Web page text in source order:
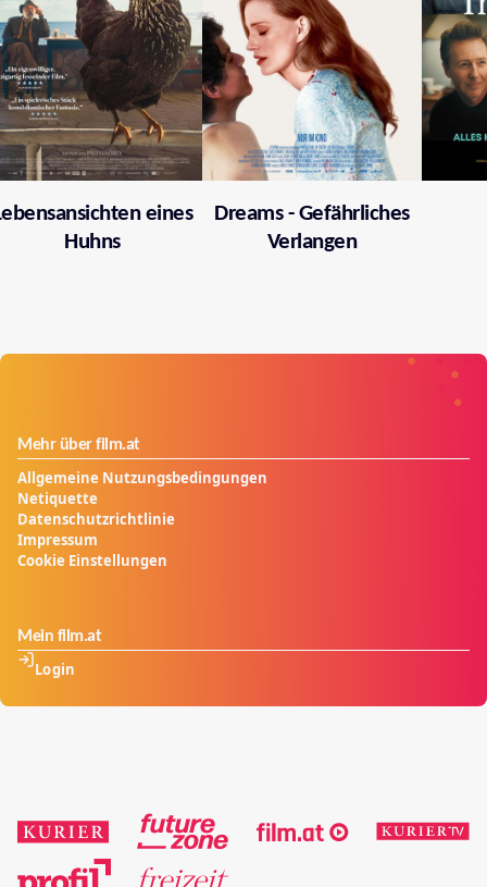
eines
Huhns
Dreams - Gefährliches
Verlangen
Mehr über film.at
Allgemeine Nutzungsbedingungen
Netiquette
Datenschutzrichtlinie
Impressum
Cookie Einstellungen
Mein film.at
Login